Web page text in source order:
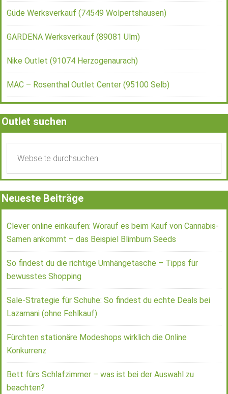
Güde Werksverkauf (74549 Wolpertshausen)
GARDENA Werksverkauf (89081 Ulm)
Nike Outlet (91074 Herzogenaurach)
MAC – Rosenthal Outlet Center (95100 Selb)
Outlet suchen
Neueste Beiträge
Clever online einkaufen: Worauf es beim Kauf von Cannabis-
Samen ankommt – das Beispiel Blimburn Seeds
So findest du die richtige Umhängetasche – Tipps für
bewusstes Shopping
Sale-Strategie für Schuhe: So findest du echte Deals bei
Lazamani (ohne Fehlkauf)
Fürchten stationäre Modeshops wirklich die Online
Konkurrenz
Bett fürs Schlafzimmer – was ist bei der Auswahl zu
beachten?